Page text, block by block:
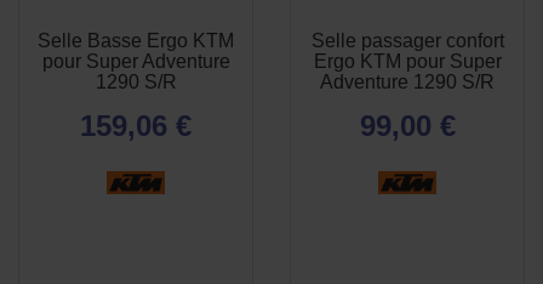
Selle Basse Ergo KTM
pour Super Adventure
1290 S/R
159,06 €
Selle passager confort
Ergo KTM pour Super
Adventure 1290 S/R
99,00 €
 APERÇU
RAPIDE
APERÇU
RAPIDE